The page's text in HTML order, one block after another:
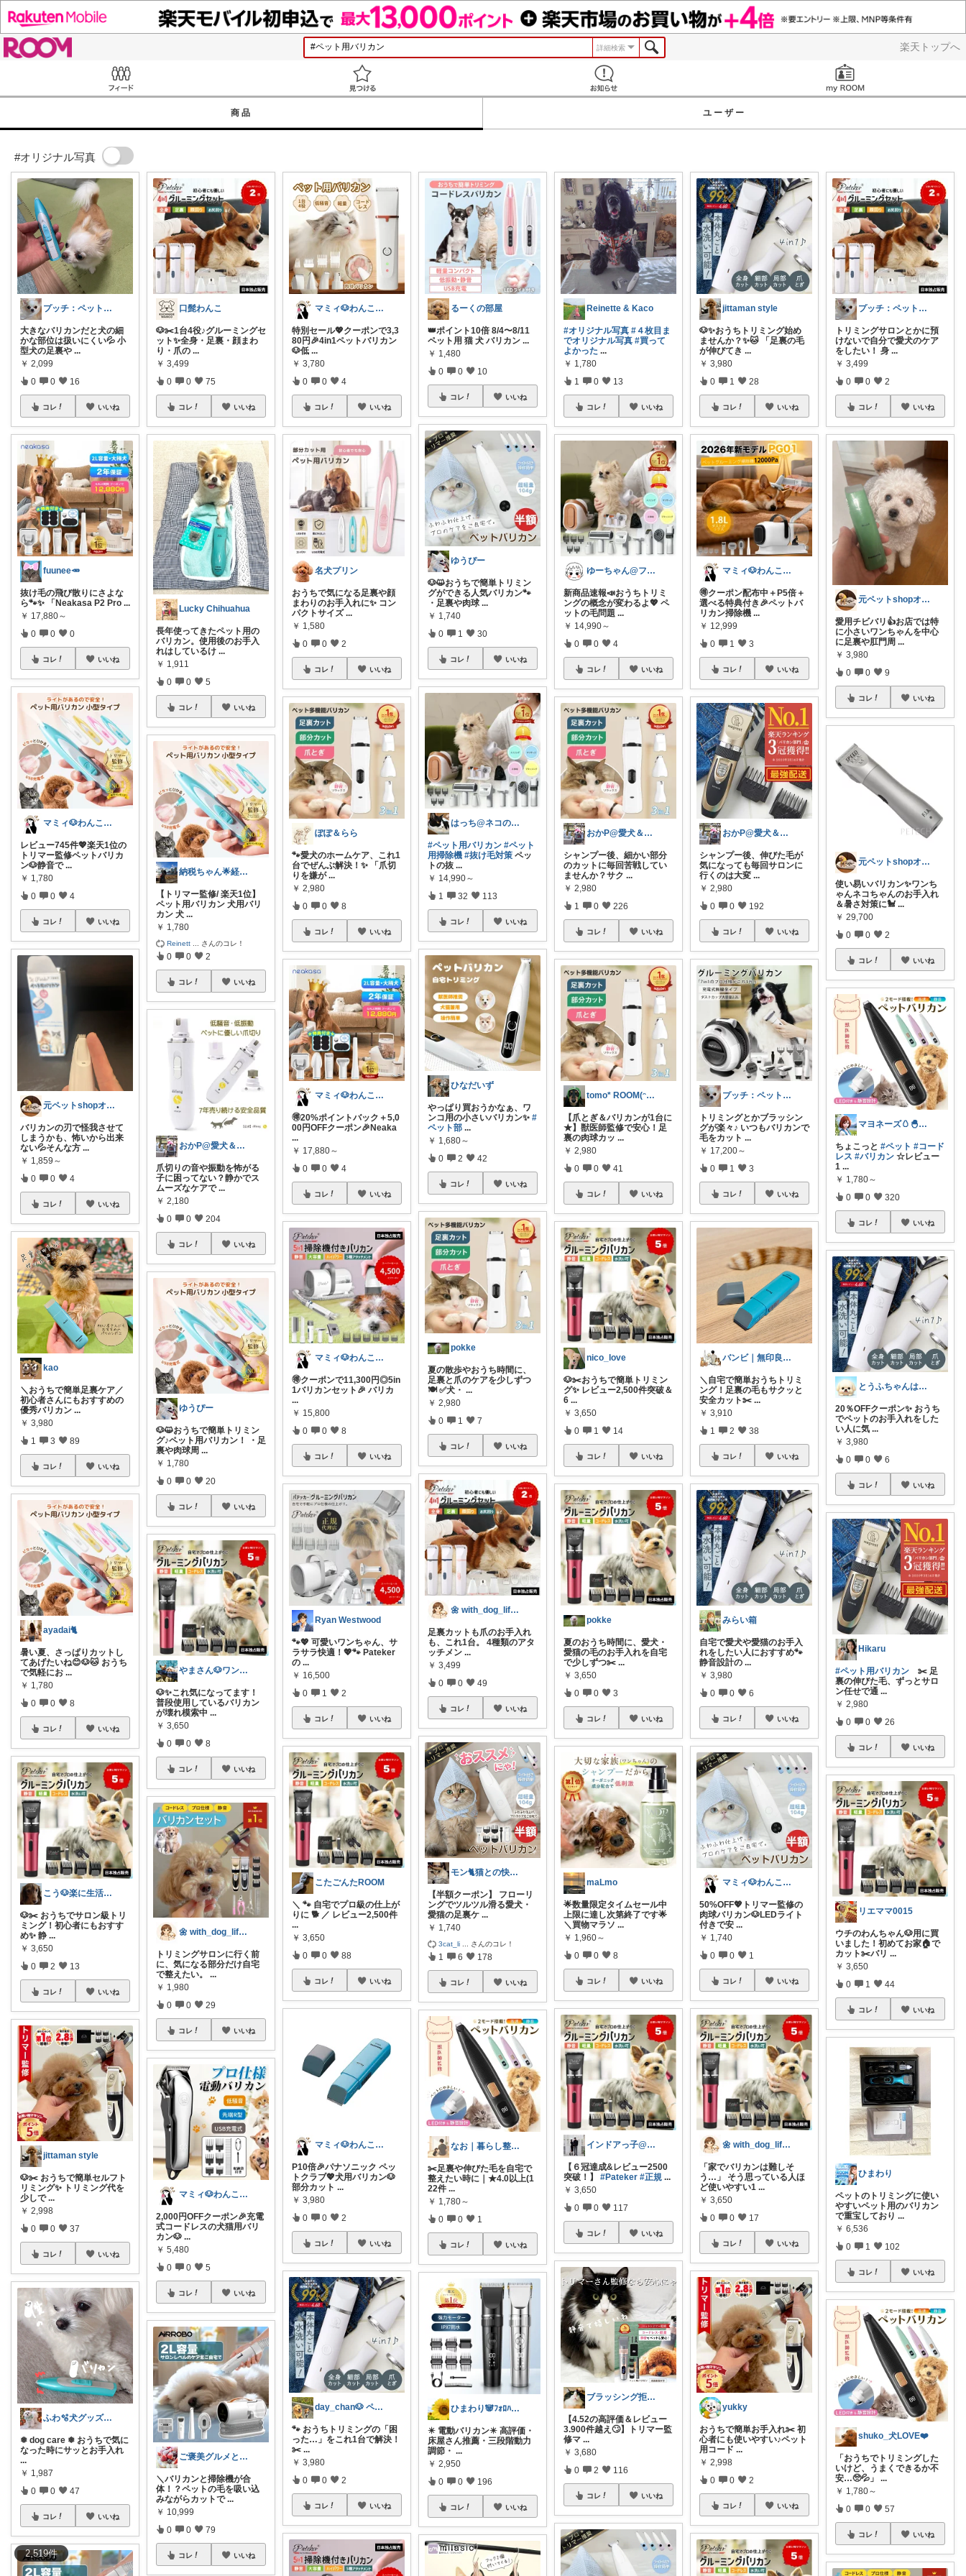
楽天トップへ
詳細検索
商品 ユーザー
#オリジナル写真
2,519件
プッチ：ペット×暮らし
大きなバリカンだと犬の細
かな部位は扱いにくい💦 小
型犬の足裏や ...
￥ 2,099
0 0 16
コレ いいね
fuunee🥕
抜け毛の飛び散りにさよな
ら🐾✨ 「Neakasa P2 Pro ...
￥ 17,880～
0 0 0
コレ いいね
マミィ🐶わんこと暮らす｜お得情報係
レビュー745件💖楽天1位の
トリマー監修ペットバリカ
ン🐶静音で ...
￥ 1,780
0 0 4
コレ いいね
元ペットshopオーナー🐶メイ＆アビー
バリカンの刃で怪我させて
しまうかも、怖いから出来
ない💦そんな方 ...
￥ 1,859～
0 0 4
コレ いいね
kao
＼おうちで簡単足裏ケア／
初心者さんにもおすすめの
優秀バリカン ...
￥ 3,980
1 3 89
コレ いいね
ayadai🐈
暑い夏、さっぱりカットし
てあげたいね😊🐶🐱 おうち
で気軽にお ...
￥ 1,780
0 0 8
コレ いいね
こう🐶楽に生活していく
🐶✂️ おうちでサロン級トリ
ミング！初心者にもおすす
め✨ 静 ...
￥ 3,650
0 2 13
コレ いいね
jittaman style
🐶✂️ おうちで簡単セルフト
リミング✨ トリミング代を
少しで ...
￥ 2,998
0 0 37
コレ いいね
ふわ🫧犬グッズ┊育児┊美容
❅ dog care ❅ おうちで気に
なった時にサッとお手入れ
...
￥ 1,987
0 0 47
コレ いいね
口髭わんこ
🐶✂️1台4役♪グルーミングセ
ット✨全身・足裏・顔まわ
り・爪の ...
￥ 3,499
0 0 75
コレ いいね
Lucky Chihuahua
長年使ってきたペット用の
バリカン。使用後のお手入
れはしているけ ...
￥ 1,911
0 0 5
コレ いいね
納税ちゃん🌟経由購入★
【トリマー監修/ 楽天1位】
ペット用バリカン 犬用バリ
カン 犬 ...
￥ 1,780
Reinett さんのコレ！
0 0 2
コレ いいね
おかP@愛犬＆電脳生活
爪切りの音や振動を怖がる
子に困ってない？静かでス
ムーズなケアで ...
￥ 2,180
0 0 204
コレ いいね
ゆうぴー
🐶😺おうちで簡単トリミン
グ♪ペット用バリカン！ ・足
裏や肉球周 ...
￥ 1,780
0 0 20
コレ いいね
やまさん🐶ワンコとキャンプ🔥
🐶✨これ気になってます！
普段使用しているバリカン
が壊れ模索中 ...
￥ 3,650
0 0 8
コレ いいね
🌼 with_dog_life🌼
トリミングサロンに行く前
に、気になる部分だけ自宅
で整えたい。...
￥ 1,980
0 0 29
コレ いいね
マミィ🐶わんこと暮らす｜お得情報係
2,000円OFFクーポン🎉充電
式コードレスの犬猫用バリ
カン🐶 ...
￥ 5,480
0 0 5
コレ いいね
ご褒美グルメと便利キッチン
＼バリカンと掃除機が合
体！？ペットの毛を吸い込
みながらカットで ...
￥ 10,999
0 0 79
コレ いいね
マミィ🐶わんこと暮らす｜お得情報係
特別セール💖クーポンで3,3
80円🎉4in1ペットバリカン
🐶低 ...
￥ 3,780
0 0 4
コレ いいね
名犬プリン
おうちで気になる足裏や顔
まわりのお手入れに✨ コン
パクトサイズ ...
￥ 1,580
0 0 2
コレ いいね
ぽぽ＆らら
🐾愛犬のホームケア、これ1
台でぜんぶ解決！✨ 「爪切
りを嫌が ...
￥ 2,980
0 0 8
コレ いいね
マミィ🐶わんこと暮らす｜お得情報係
🉐20%ポイントバック＋5,0
00円OFFクーポン🎉Neaka
...
￥ 17,880～
0 0 4
コレ いいね
マミィ🐶わんこと暮らす｜お得情報係
🉐クーポンで11,300円◎5in
1バリカンセット🎉 バリカ
...
￥ 15,800
0 0 8
コレ いいね
Ryan Westwood
🐾💖 可愛いワンちゃん、サ
ラサラ快適！💖🐾 Pateker
の ...
￥ 16,500
0 1 2
コレ いいね
こたごんたROOM
＼ 🐾 自宅でプロ級の仕上が
りに 🐕 ／ レビュー2,500件
...
￥ 3,650
0 0 88
コレ いいね
マミィ🐶わんこと暮らす｜お得情報係
P10倍🎉パナソニック ペッ
トクラブ💖犬用バリカン🐶
部分カット ...
￥ 3,980
0 0 2
コレ いいね
day_chan🐶 ペットと快適暮らし
🐾 おうちトリミングの「困
った…」をこれ1台で解決！
✂️...
￥ 3,980
0 0 2
コレ いいね
るーくの部屋
👑ポイント10倍 8/4〜8/11
ペット用 猫 犬 バリカン ...
￥ 1,480
0 0 10
コレ いいね
ゆうぴー
🐶😺おうちで簡単トリミン
グができる人気バリカン🐾
・足裏や肉球 ...
￥ 1,740
0 1 30
コレ いいね
はっち@ネコのいる風景
#ペット用バリカン #ペット
用掃除機 #抜け毛対策 ペッ
トの抜 ...
￥ 14,990～
1 32 113
コレ いいね
ひなだいず
やっぱり買おうかなぁ、ワ
ンコ用の小さいバリカン✨#
ペット部 ...
￥ 1,680～
0 2 42
コレ いいね
pokke
夏の散歩やおうち時間に、
足裏と爪のケアを少しずつ
🍽️ ✅犬・ ...
￥ 2,980
0 1 7
コレ いいね
🌼 with_dog_life🌼
足裏カットも爪のお手入れ
も、これ1台。 4種類のアタ
ッチメン ...
￥ 3,499
0 0 49
コレ いいね
モン🐈猫との快適な暮らし
【半額クーポン】 フローリ
ングでツルツル滑る愛犬・
愛猫の足裏ケ ...
￥ 1,740
3cat_li さんのコレ！
1 6 178
コレ いいね
なお｜暮らし整えROOM｜犬もいます🐕
✂️足裏や伸びた毛を自宅で
整えたい時に｜★4.0以上(1
22件 ...
￥ 1,780～
0 0 1
コレ いいね
ひまわり🐼ﾌｫﾛﾊﾞ100❤️感謝
✴️ 電動バリカン✴️ 高評価・
床屋さん推薦・三段階動力
調節・ ...
￥ 2,950
0 0 196
コレ いいね
Reinette & Kaco
#オリジナル写真 #４枚目ま
でオリジナル写真 #買って
よかった ...
￥ 1,780
1 0 13
コレ いいね
ゆーちゃん@フォロワーさまから購入💕
新商品速報📣おうちトリミ
ングの概念が変わるよ💖 ペ
ットの毛問題 ...
￥ 14,990～
0 0 4
コレ いいね
おかP@愛犬＆電脳生活
シャンプー後、細かい部分
のカットに毎回苦戦してい
ませんか？サク ...
￥ 2,980
1 0 226
コレ いいね
tomo* ROOM(ᵔᴥᵔ)♪
【爪とぎ＆バリカンが1台に
★】獣医師監修で安心！足
裏の肉球カッ ...
￥ 2,980
0 0 41
コレ いいね
nico_love
🐶✂️おうちで簡単トリミン
グ✨ レビュー2,500件突破＆
6 ...
￥ 3,650
0 1 14
コレ いいね
pokke
夏のおうち時間に、愛犬・
愛猫の毛のお手入れを自宅
で少しずつ✂️ ...
￥ 3,650
0 0 3
コレ いいね
maLmo
🌟数量限定タイムセール中
上限に達し次第終了です🌟
＼買物マラソ ...
￥ 1,960～
0 0 8
コレ いいね
インドアっ子@ご購入ありがとうございます
【６冠達成&レビュー2500
突破！】#Pateker #正規 ...
￥ 3,650
0 0 117
コレ いいね
ブラッシング拒否権・行使中@ブラッ拒
【4.52の高評価＆レビュー
3.900件越え🙄】トリマー監
修マ ...
￥ 3,680
0 2 116
コレ いいね
jittaman style
🐶✨おうちトリミング始め
ませんか？✨🐱 「足裏の毛
が伸びてき ...
￥ 3,980
0 1 28
コレ いいね
マミィ🐶わんこと暮らす｜お得情報係
🉐クーポン配布中＋P5倍＋
選べる特典付き🎉ペットバ
リカン掃除機 ...
￥ 12,999
0 1 3
コレ いいね
おかP@愛犬＆電脳生活
​シャンプー後、伸びた毛が
気になっても毎回サロンに
行くのは大変 ...
￥ 2,980
0 0 192
コレ いいね
プッチ：ペット×暮らし
トリミングとかブラッシン
グが楽々♪ いつもバリカンで
毛をカット ...
￥ 17,200～
0 1 3
コレ いいね
バンビ｜無印良品とペットの暮らし
＼自宅で簡単おうちトリミ
ング！足裏の毛もサクッと
安全カット✂️ ...
￥ 3,910
1 2 38
コレ いいね
みらい箱
自宅で愛犬や愛猫のお手入
れをしたい人におすすめ🐾
静音設計の ...
￥ 3,980
0 0 6
コレ いいね
マミィ🐶わんこと暮らす｜お得情報係
50%OFF💖トリマー監修の
肉球バリカン🐶LEDライト
付きで安 ...
￥ 1,740
0 0 1
コレ いいね
🌼 with_dog_life🌼
「家でバリカンは難しそ
う…」 そう思っている人ほ
ど使いやすい1 ...
￥ 3,650
0 0 17
コレ いいね
yukky
おうちで簡単お手入れ✂️ 初
心者にも使いやすい♪ペット
用コード ...
￥ 2,998
0 0 2
コレ いいね
プッチ：ペット×暮らし
トリミングサロンとかに預
けないで自分で愛犬のケア
をしたい！ 身 ...
￥ 3,499
0 0 2
コレ いいね
元ペットshopオーナー🐶メイ＆アビー
愛用チビバリ👍お店では特
に小さいワンちゃんを中心
に足裏や肛門周 ...
￥ 3,980
0 0 9
コレ いいね
元ペットshopオーナー🐶メイ＆アビー
使い易いバリカン✨ワンち
ゃんネコちゃんのお手入れ
＆暑さ対策に🐩 ...
￥ 29,700
0 0 2
コレ いいね
マヨネーズ🥚‪🐣✨️お礼はプロフで♪
ちょこっと#ペット #コード
レス #バリカン ☆レビュー
1 ...
￥ 1,780～
0 0 320
コレ いいね
とうふちゃんはペキニーズ
20％OFFクーポン✨ おうち
でペットのお手入れをした
い人に気 ...
￥ 3,980
0 0 6
コレ いいね
Hikaru
#ペット用バリカン ✂️ 足
裏の伸びた毛、ずっとサロ
ン任せで通 ...
￥ 2,980
0 0 26
コレ いいね
リエママ0015
ウチのわんちゃん🐶用に買
いました！初めてお家🏠で
カット✂️バリ ...
￥ 3,650
0 1 44
コレ いいね
ひまわり
ペットのトリミングに使い
やすいペット用のバリカン
で重宝しており ...
￥ 6,536
0 1 102
コレ いいね
shuko_犬LOVE❤️
「おうちでトリミングした
いけど、うまくできるか不
安…🥺💦」...
￥ 1,780～
0 0 57
コレ いいね